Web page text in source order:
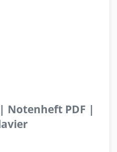
Notenheft PDF |